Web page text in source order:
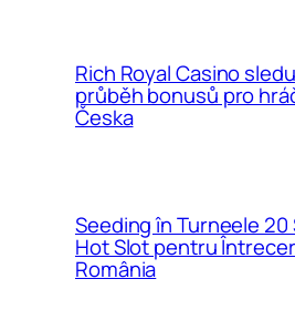
Rich Royal Casino
průběh bonusů pro
Česka
Seeding în Turneele 20
Hot Slot pentru
România